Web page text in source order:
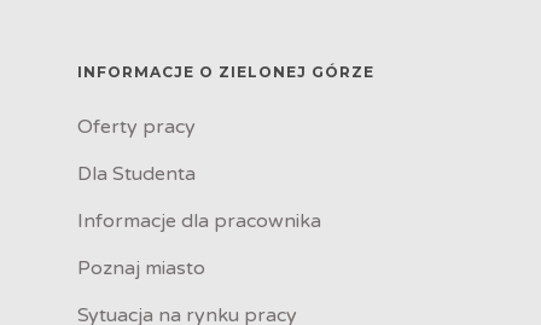
INFORMACJE O ZIELONEJ GÓRZE
Oferty pracy
Dla Studenta
Informacje dla pracownika
Poznaj miasto
Sytuacja na rynku pracy